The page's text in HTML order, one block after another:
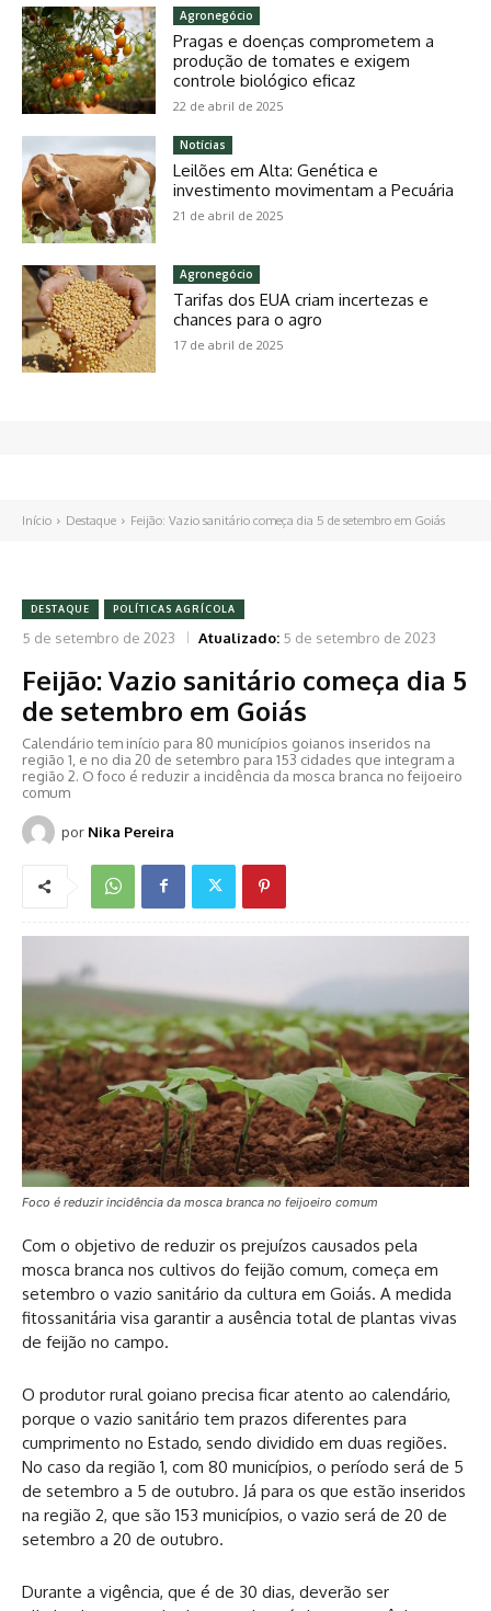
Agronegócio
Pragas e doenças comprometem a
produção de tomates e exigem
controle biológico eficaz
22 de abril de 2025
Notícias
Leilões em Alta: Genética e
investimento movimentam a Pecuária
21 de abril de 2025
Agronegócio
Tarifas dos EUA criam incertezas e
chances para o agro
17 de abril de 2025